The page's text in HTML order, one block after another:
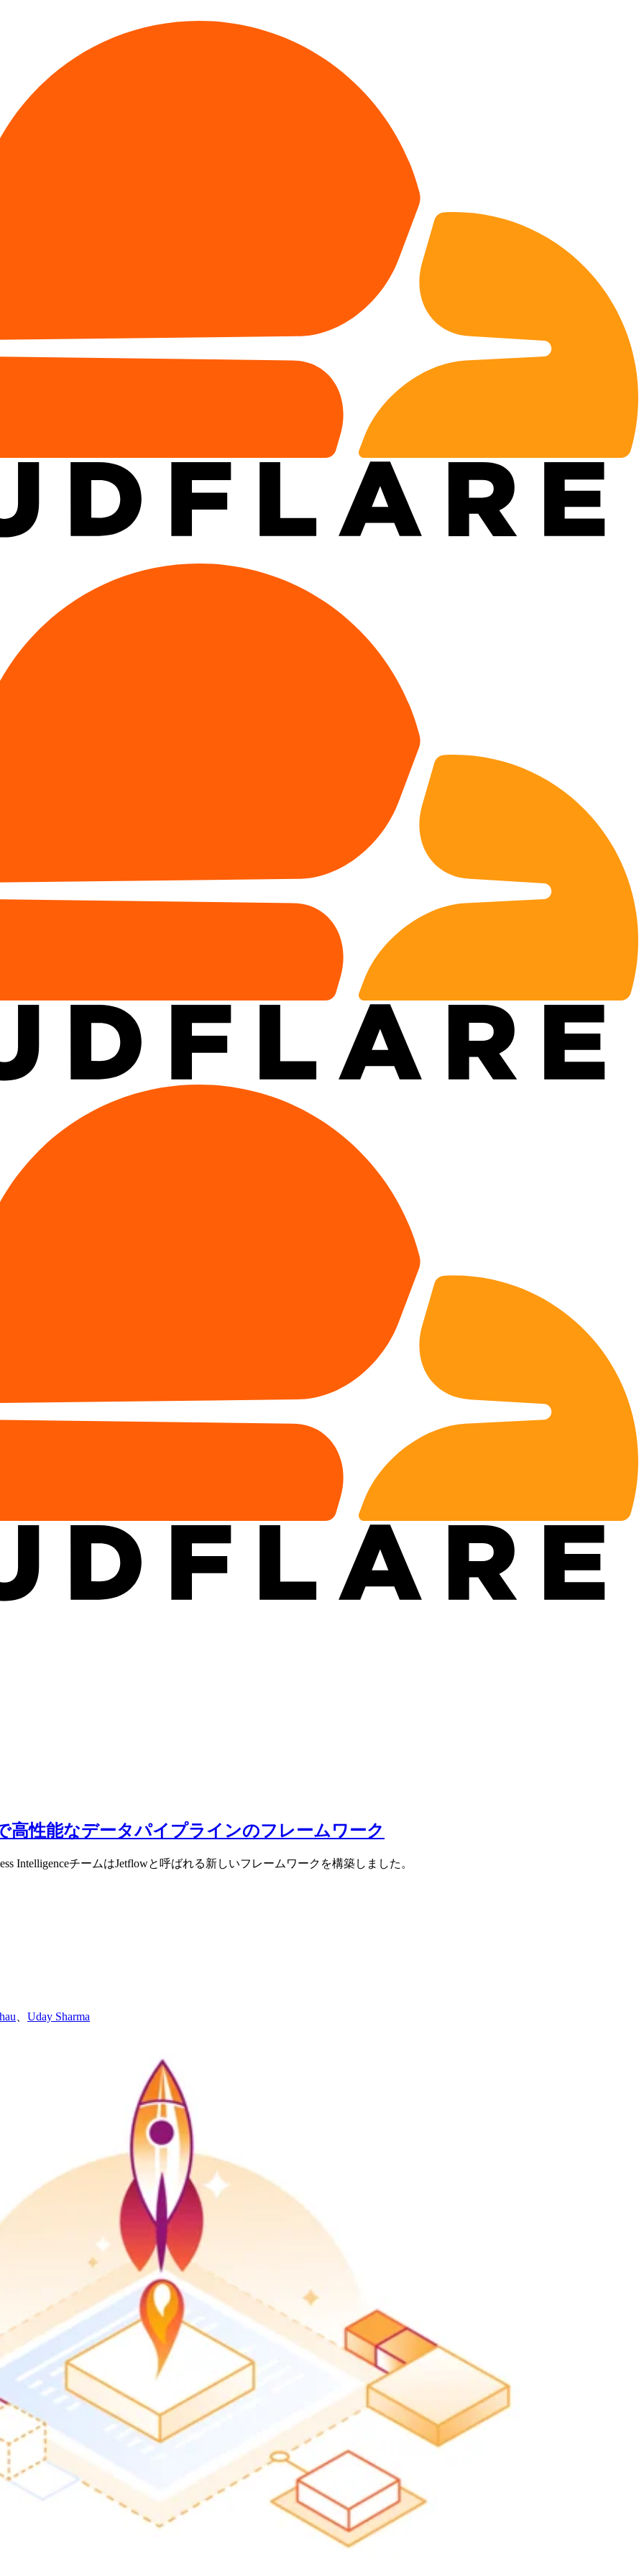
高性能なデータパイプラインのフレームワーク
IntelligenceチームはJetflowと呼ばれる新しいフレームワークを構築しました。
Uday Sharma